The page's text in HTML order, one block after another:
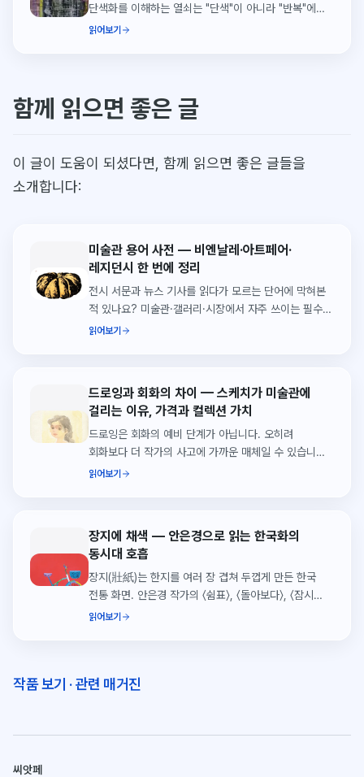
단색화를 이해하는 열쇠는 "단색"이 아니라 "반복"에
있습니다. 박서보부터 하종현까지, 한국 모노크롬의
읽어보기
함께 읽으면 좋은 글
이 글이 도움이 되셨다면, 함께 읽으면 좋은 글들을
소개합니다:
미술관 용어 사전 — 비엔날레·아트페어·
레지던시 한 번에 정리
전시 서문과 뉴스 기사를 읽다가 모르는 단어에 막혀본
적 있나요? 미술관·갤러리·시장에서 자주 쓰이는 필수
용어 50가지를 한 번에 정리했습니다.
읽어보기
드로잉과 회화의 차이 — 스케치가 미술관에
걸리는 이유, 가격과 컬렉션 가치
드로잉은 회화의 예비 단계가 아닙니다. 오히려
회화보다 더 작가의 사고에 가까운 매체일 수 있습니다.
드로잉을 독립된 예술로 보는 관점.
읽어보기
장지에 채색 — 안은경으로 읽는 한국화의
동시대 호흡
장지(壯紙)는 한지를 여러 장 겹쳐 두껍게 만든 한국
전통 화면. 안은경 작가의 〈쉼표〉, 〈돌아보다〉, 〈잠시
머무는 순간〉을 통해 장지의 흡수·두께·정서적 효과를
읽어보기
작품 보기 ·관련 매거진
씨앗페